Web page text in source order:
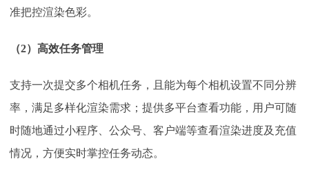
准把控渲染色彩。
（2） 高效任务管理
支持一次提交多个相机任务，且能为每个相机设置不同分辨
率，满足多样化渲染需求；提供多平台查看功能，用户可随
时随地通过小程序、公众号、客户端等查看渲染进度及充值
情况，方便实时掌控任务动态。